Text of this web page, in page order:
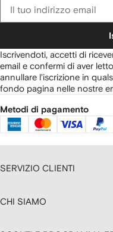
Iscrivendoti, accetti di
email e confermi di aver
annullare l'iscrizione in
fondo pagina nelle nostre
Metodi di pagamento
SERVIZIO CLIENTI
CHI SIAMO